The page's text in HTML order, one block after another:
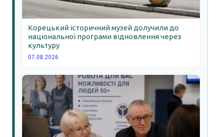
Корецький історичний музей долучили до
національної програми відновлення через
культуру
07.08.2026